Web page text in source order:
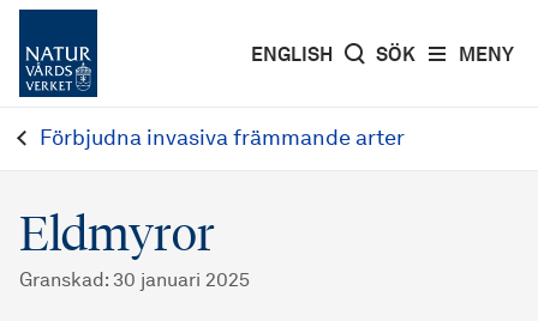
MENY
ENGLISH SÖK
Förbjudna invasiva främmande arter
Eldmyror
Granskad : 30 januari 2025